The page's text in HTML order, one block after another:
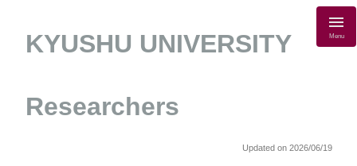
KYUSHU UNIVERSITY
Researchers
Menu
Updated on 2026/06/19